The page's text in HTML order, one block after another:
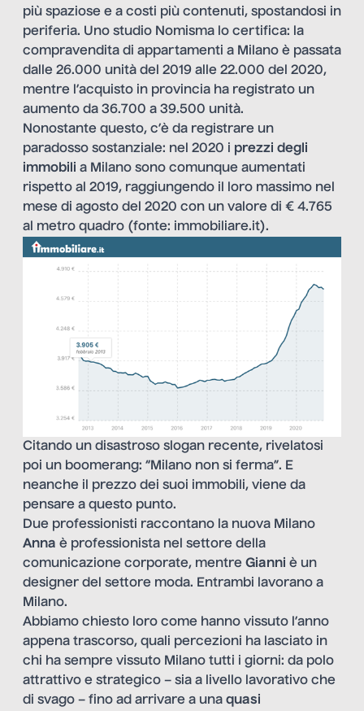
più spaziose e a costi più contenuti, spostandosi in
periferia. Uno studio Nomisma lo certifica: la
compravendita di appartamenti a Milano è passata
dalle 26.000 unità del 2019 alle 22.000 del 2020,
mentre l’acquisto in provincia ha registrato un
aumento da 36.700 a 39.500 unità.
Nonostante questo, c’è da registrare un
paradosso sostanziale: nel 2020 i prezzi degli
immobili a Milano sono comunque aumentati
rispetto al 2019, raggiungendo il loro massimo nel
mese di agosto del 2020 con un valore di € 4.765
al metro quadro (fonte: immobiliare.it).
Citando un disastroso slogan recente, rivelatosi
poi un boomerang: “Milano non si ferma”. E
neanche il prezzo dei suoi immobili, viene da
pensare a questo punto.
Due professionisti raccontano la nuova Milano
Anna è professionista nel settore della
comunicazione corporate, mentre Gianni è un
designer del settore moda. Entrambi lavorano a
Milano.
Abbiamo chiesto loro come hanno vissuto l’anno
appena trascorso, quali percezioni ha lasciato in
chi ha sempre vissuto Milano tutti i giorni: da polo
attrattivo e strategico – sia a livello lavorativo che
di svago – fino ad arrivare a una quasi